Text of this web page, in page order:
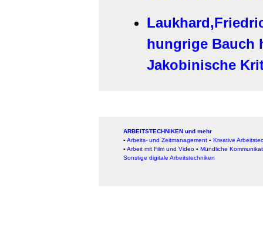
hungrige Bauch
Jakobinische
ARBEITSTECHNIKEN und mehr
▪ Arbeits- und Zeitmanagement ▪ Kreative
▪ Arbeit mit Film und Video ▪ Mündliche
Sonstige digitale Arbeitstechniken